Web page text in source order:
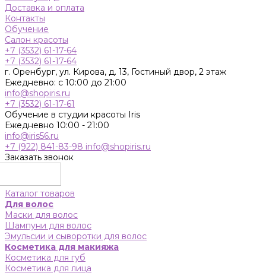
Доставка и оплата
Контакты
Обучение
Салон красоты
+7 (3532) 61-17-64
+7 (3532) 61-17-64
г. Оренбург, ул. Кирова, д. 13, Гостиный двор, 2 этаж
Ежедневно: с 10:00 до 21:00
info@shopiris.ru
+7 (3532) 61-17-61
Обучение в студии красоты Iris
Ежедневно 10:00 - 21:00
info@iris56.ru
+7 (922) 841-83-98 info@shopiris.ru
Заказать звонок
Каталог товаров
Для волос
Маски для волос
Шампуни для волос
Эмульсии и сыворотки для волос
Косметика для макияжа
Косметика для губ
Косметика для лица